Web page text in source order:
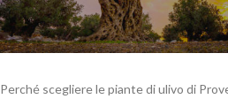
Perché scegliere le piante di ulivo di